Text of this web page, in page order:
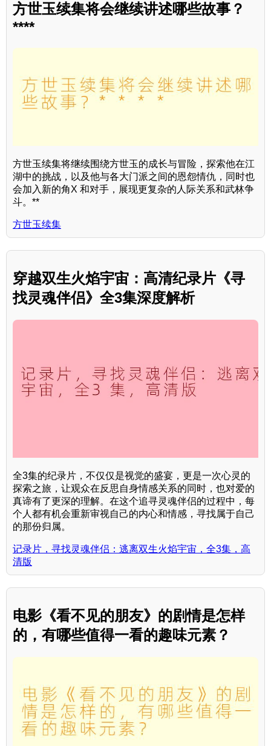
方世玉续集将会继续讲述哪些故事？
****
方世玉续集将继续围绕方世玉的成长与冒险，探索他在江
湖中的挑战，以及他与各大门派之间的恩怨情仇，同时也
会加入新的角X 和对手，展现更复杂的人际关系和武林争
斗。**
方世玉续集
穿越双生火焰宇宙：高清纪录片《寻
找灵魂伴侣》全3集深度解析
全3集的纪录片，不仅仅是视觉的盛宴，更是一次心灵的
探索之旅，让观众在反思自身情感关系的同时，也对爱的
真谛有了更深的理解。在这个追寻灵魂伴侣的过程中，每
个人都有机会重新审视自己的内心和情感，寻找属于自己
的那份归属。
记录片，寻找灵魂伴侣：逃离双生火焰宇宙，全3集，高
清版
电影《看不见的朋友》的剧情是怎样
的，有哪些值得一看的趣味元素？